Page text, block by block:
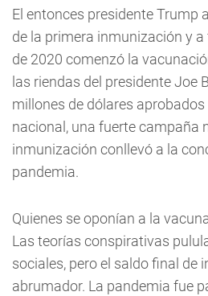
El entonces presidente Trump
de la primera inmunización y
de 2020 comenzó la
las riendas del presidente Joe
millones de dólares
nacional, una fuerte campaña
inmunización conllevó a la
pandemia.
Quienes se oponían a la
Las teorías conspirativas
sociales, pero el saldo final de
abrumador. La pandemia fue